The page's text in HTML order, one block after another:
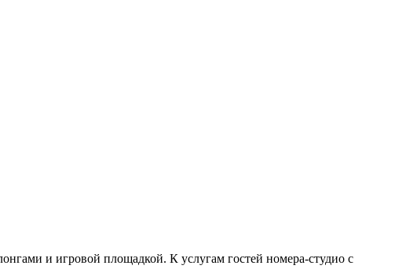
и игровой площадкой. К услугам гостей номера-студио с